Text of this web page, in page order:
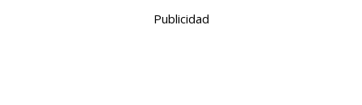
Publicidad